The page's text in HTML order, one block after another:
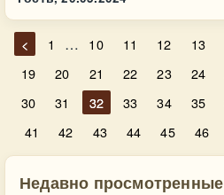
< 1 … 10 11 12 13
19
20 21 22 23 24
30
31 32 33 34 35
41
42 43 44 45 46
Недавно просмотренные